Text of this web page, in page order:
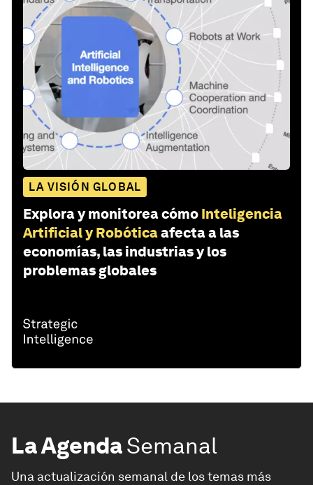
LA VISIÓN GLOBAL
Explora y monitorea cómo Inteligencia
Artificial y Robóticaafecta a las
economías, las industrias y los
problemas globales
La AgendaSemanal
Una actualización semanal de los temas más